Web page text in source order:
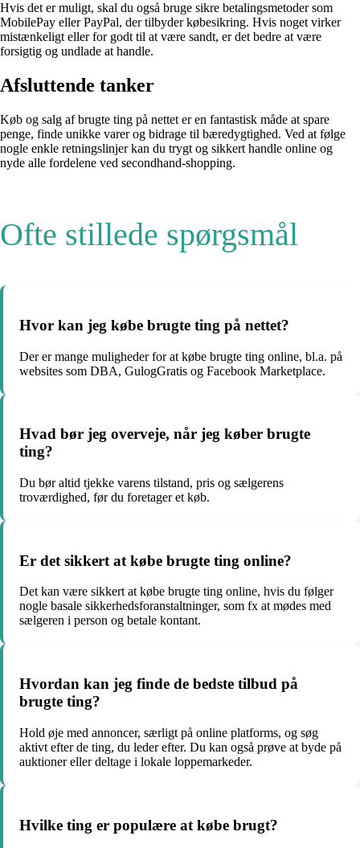
Hvis det er muligt, skal du også bruge sikre betalingsmetoder som
MobilePay eller PayPal, der tilbyder købesikring. Hvis noget virker
mistænkeligt eller for godt til at være sandt, er det bedre at være
forsigtig og undlade at handle.
Afsluttende tanker
Køb og salg af brugte ting på nettet er en fantastisk måde at spare
penge, finde unikke varer og bidrage til bæredygtighed. Ved at følge
nogle enkle retningslinjer kan du trygt og sikkert handle online og
nyde alle fordelene ved secondhand-shopping.
Ofte stillede spørgsmål
Hvor kan jeg købe brugte ting på nettet?
Der er mange muligheder for at købe brugte ting online, bl.a. på
websites som DBA, GulogGratis og Facebook Marketplace.
Hvad bør jeg overveje, når jeg køber brugte
ting?
Du bør altid tjekke varens tilstand, pris og sælgerens
troværdighed, før du foretager et køb.
Er det sikkert at købe brugte ting online?
Det kan være sikkert at købe brugte ting online, hvis du følger
nogle basale sikkerhedsforanstaltninger, som fx at mødes med
sælgeren i person og betale kontant.
Hvordan kan jeg finde de bedste tilbud på
brugte ting?
Hold øje med annoncer, særligt på online platforms, og søg
aktivt efter de ting, du leder efter. Du kan også prøve at byde på
auktioner eller deltage i lokale loppemarkeder.
Hvilke ting er populære at købe brugt?